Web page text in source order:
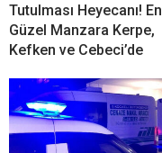
Tutulması Heyecanı! En
Güzel Manzara Kerpe,
Kefken ve Cebeci’de